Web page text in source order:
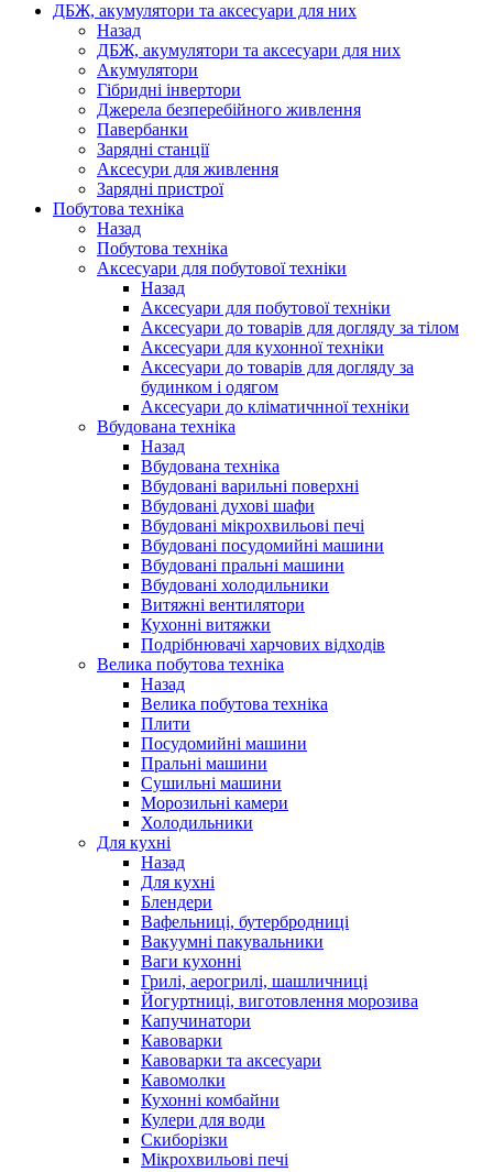
ДБЖ, акумулятори та аксесуари для них
Назад
ДБЖ, акумулятори та аксесуари для них
Акумулятори
Гібридні інвертори
Джерела безперебійного живлення
Павербанки
Зарядні станції
Аксесури для живлення
Зарядні пристрої
Побутова техніка
Назад
Побутова техніка
Аксесуари для побутової техніки
Назад
Аксесуари для побутової техніки
Аксесуари до товарів для догляду за тілом
Аксесуари для кухонної техніки
Аксесуари до товарів для догляду за
будинком і одягом
Аксесуари до кліматичнної техніки
Вбудована техніка
Назад
Вбудована техніка
Вбудовані варильні поверхні
Вбудовані духові шафи
Вбудовані мікрохвильові печі
Вбудовані посудомийні машини
Вбудовані пральні машини
Вбудовані холодильники
Витяжні вентилятори
Кухонні витяжки
Подрібнювачі харчових відходів
Велика побутова техніка
Назад
Велика побутова техніка
Плити
Посудомийні машини
Пральні машини
Сушильні машини
Морозильні камери
Холодильники
Для кухні
Назад
Для кухні
Блендери
Вафельниці, бутербродниці
Вакуумні пакувальники
Ваги кухонні
Грилі, аерогрилі, шашличниці
Йогуртниці, виготовлення морозива
Капучинатори
Кавоварки
Кавоварки та аксесуари
Кавомолки
Кухонні комбайни
Кулери для води
Скиборізки
Мікрохвильові печі